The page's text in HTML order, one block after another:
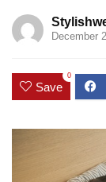
December
Save
0